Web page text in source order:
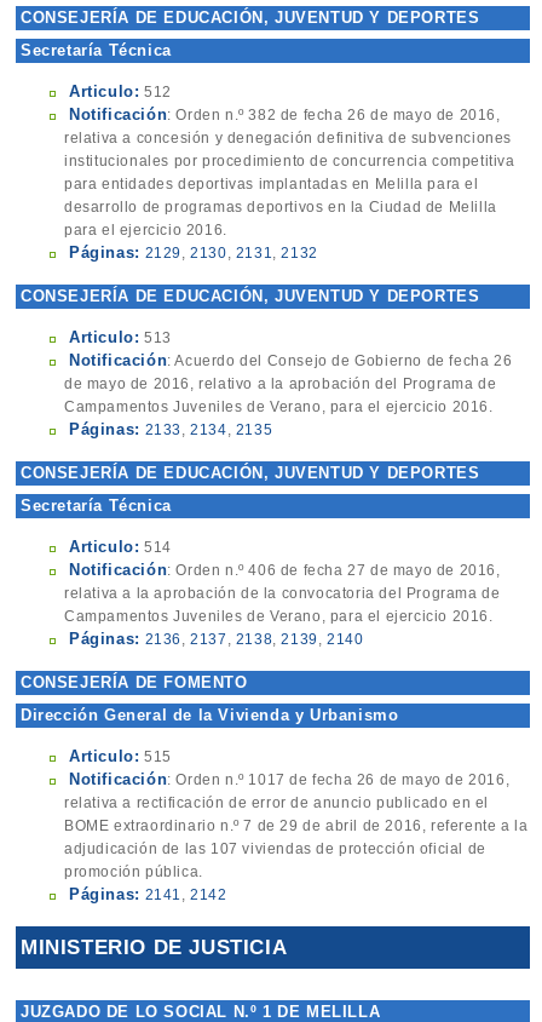
CONSEJERÍA DE EDUCACIÓN, JUVENTUD Y DEPORTES
Secretaría Técnica
Articulo: 512
Notificación: Orden n.º 382 de fecha 26 de mayo de 2016,
relativa a concesión y denegación definitiva de subvenciones
institucionales por procedimiento de concurrencia competitiva
para entidades deportivas implantadas en Melilla para el
desarrollo de programas deportivos en la Ciudad de Melilla
para el ejercicio 2016.
Páginas: 2129 ,2130, 2131,2132
CONSEJERÍA DE EDUCACIÓN, JUVENTUD Y DEPORTES
Articulo: 513
Notificación: Acuerdo del Consejo de Gobierno de fecha 26
de mayo de 2016, relativo a la aprobación del Programa de
Campamentos Juveniles de Verano, para el ejercicio 2016.
Páginas: 2133 ,2134, 2135
CONSEJERÍA DE EDUCACIÓN, JUVENTUD Y DEPORTES
Secretaría Técnica
Articulo: 514
Notificación: Orden n.º 406 de fecha 27 de mayo de 2016,
relativa a la aprobación de la convocatoria del Programa de
Campamentos Juveniles de Verano, para el ejercicio 2016.
Páginas: 2136 ,2137 , 2138,2139 , 2140
CONSEJERÍA DE FOMENTO
Dirección General de la Vivienda y Urbanismo
Articulo: 515
Notificación: Orden n.º 1017 de fecha 26 de mayo de 2016,
relativa a rectificación de error de anuncio publicado en el
BOME extraordinario n.º 7 de 29 de abril de 2016, referente a la
adjudicación de las 107 viviendas de protección oficial de
promoción pública.
Páginas: 2141 ,2142
MINISTERIO DE JUSTICIA
JUZGADO DE LO SOCIAL N.º 1 DE MELILLA